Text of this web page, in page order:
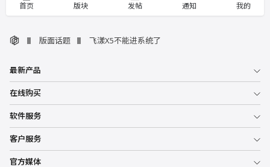
首页 版块 发帖 通知 我的
版面话题 飞漾X5不能进系统了
最新产品
在线购买
软件服务
客户服务
官方媒体